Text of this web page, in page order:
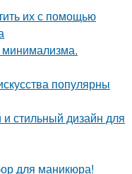
их с помощью
популярны
стильный дизайн для
для маникюра!